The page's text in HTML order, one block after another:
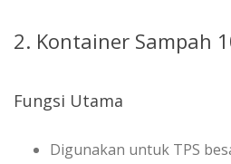
2. Kontainer Sampah
Fungsi Utama
Digunakan untuk TPS